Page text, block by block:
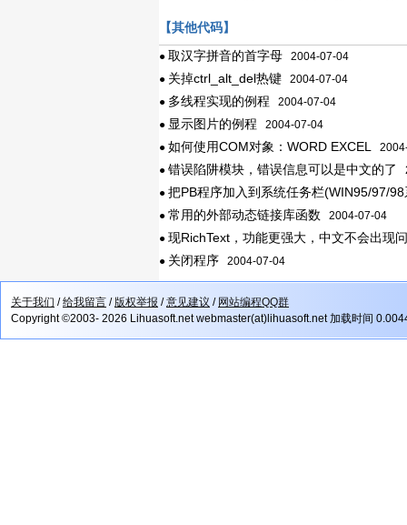
【其他代码】
● 取汉字拼音的首字母 2004-07-04
● 关掉ctrl_alt_del热键 2004-07-04
● 多线程实现的例程 2004-07-04
● 显示图片的例程 2004-07-04
● 如何使用COM对象：WORD EXCEL
● 错误陷阱模块，错误信息可以是中文的了
● 把PB程序加入到系统任务栏(WIN95/97/
● 常用的外部动态链接库函数 2004-07-04
● 现RichText，功能更强大，中文不会出现
● 关闭程序 2004-07-04
关于我们 /给我留言 /版权举报 /意见建议 / 网站编程QQ群
Copyright ©2003- 2026 Lihuasoft.net webmaster(at)lihuasoft.net 加载时间